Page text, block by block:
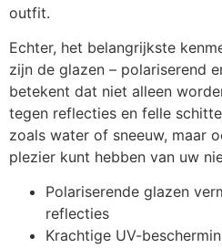
outfit.
Echter, het belangrijkste
zijn de glazen – polariserend
betekent dat niet alleen
tegen reflecties en felle
zoals water of sneeuw, maar
plezier kunt hebben van uw
Polariserende glazen
reflecties
Krachtige UV-